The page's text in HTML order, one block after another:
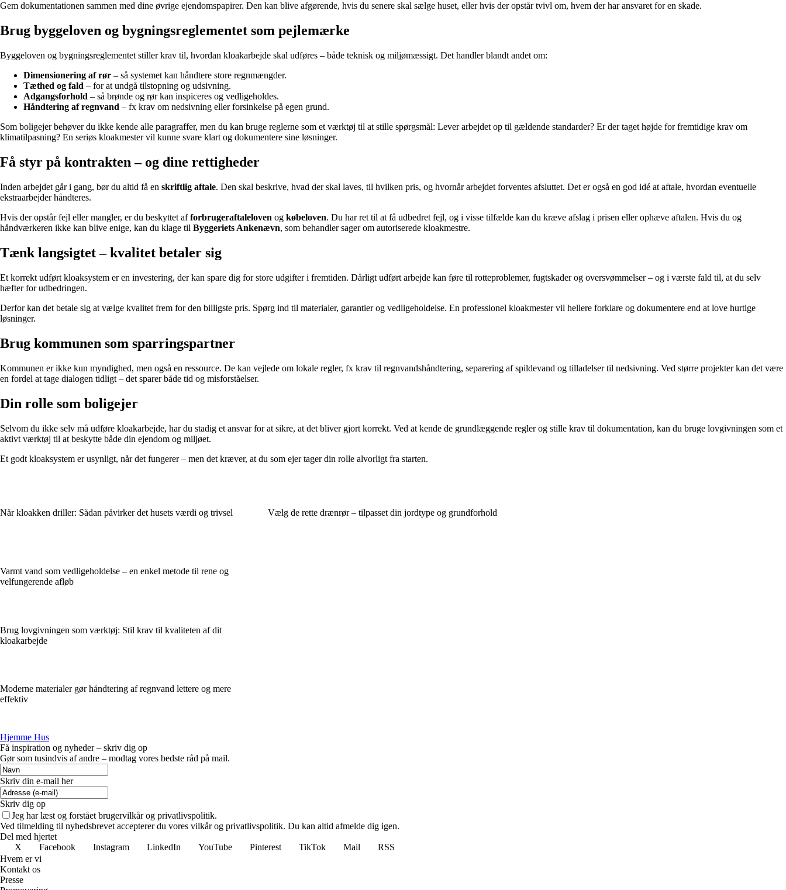
Gem dokumentationen sammen med dine øvrige ejendomspapirer. Den kan blive afgørende, hvis du senere skal sælge huset, eller hvis der opstår tvivl om, hvem der har ansvaret for en skade.
Brug byggeloven og bygningsreglementet som pejlemærke
Byggeloven og bygningsreglementet stiller krav til, hvordan kloakarbejde skal udføres – både teknisk og miljømæssigt. Det handler blandt andet om:
Dimensionering af rør – så systemet kan håndtere store regnmængder.
Tæthed og fald – for at undgå tilstopning og udsivning.
Adgangsforhold – så brønde og rør kan inspiceres og vedligeholdes.
Håndtering af regnvand – fx krav om nedsivning eller forsinkelse på egen grund.
Som boligejer behøver du ikke kende alle paragraffer, men du kan bruge reglerne som et værktøj til at stille spørgsmål: Lever arbejdet op til gældende standarder? Er der taget højde for fremtidige krav om
klimatilpasning? En seriøs kloakmester vil kunne svare klart og dokumentere sine løsninger.
Få styr på kontrakten – og dine rettigheder
Inden arbejdet går i gang, bør du altid få en skriftlig aftale. Den skal beskrive, hvad der skal laves, til hvilken pris, og hvornår arbejdet forventes afsluttet. Det er også en god idé at aftale, hvordan eventuelle
ekstraarbejder håndteres.
Hvis der opstår fejl eller mangler, er du beskyttet afforbrugeraftaleloven og købeloven. Du har ret til at få udbedret fejl, og i visse tilfælde kan du kræve afslag i prisen eller ophæve aftalen. Hvis du og
håndværkeren ikke kan blive enige, kan du klage til Byggeriets Ankenævn, som behandler sager om autoriserede kloakmestre.
Tænk langsigtet – kvalitet betaler sig
Et korrekt udført kloaksystem er en investering, der kan spare dig for store udgifter i fremtiden. Dårligt udført arbejde kan føre til rotteproblemer, fugtskader og oversvømmelser – og i værste fald til, at du selv
hæfter for udbedringen.
Derfor kan det betale sig at vælge kvalitet frem for den billigste pris. Spørg ind til materialer, garantier og vedligeholdelse. En professionel kloakmester vil hellere forklare og dokumentere end at love hurtige
løsninger.
Brug kommunen som sparringspartner
Kommunen er ikke kun myndighed, men også en ressource. De kan vejlede om lokale regler, fx krav til regnvandshåndtering, separering af spildevand og tilladelser til nedsivning. Ved større projekter kan det være
en fordel at tage dialogen tidligt – det sparer både tid og misforståelser.
Din rolle som boligejer
Selvom du ikke selv må udføre kloakarbejde, har du stadig et ansvar for at sikre, at det bliver gjort korrekt. Ved at kende de grundlæggende regler og stille krav til dokumentation, kan du bruge lovgivningen som et
aktivt værktøj til at beskytte både din ejendom og miljøet.
Et godt kloaksystem er usynligt, når det fungerer – men det kræver, at du som ejer tager din rolle alvorligt fra starten.
Når kloakken driller: Sådan påvirker det husets værdi og trivsel
Varmt vand som vedligeholdelse – en enkel metode til rene og
velfungerende afløb
Brug lovgivningen som værktøj: Stil krav til kvaliteten af dit
kloakarbejde
Moderne materialer gør håndtering af regnvand lettere og mere
effektiv
Vælg de rette drænrør – tilpasset din jordtype og grundforhold
Hjemme Hus
Få inspiration og nyheder – skriv dig op
Gør som tusindvis af andre – modtag vores bedste råd på mail.
Skriv din e-mail her
Skriv dig op
Jeg har læst og forstået brugervilkår og privatlivspolitik.
Ved tilmelding til nyhedsbrevet accepterer du vores vilkår og privatlivspolitik. Du kan altid afmelde dig igen.
Del med hjertet
X
Facebook Instagram LinkedIn YouTube Pinterest TikTok Mail
RSS
Hvem er vi
Kontakt os
Presse